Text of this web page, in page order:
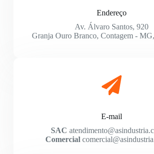
Endereço
Av. Álvaro Santos, 920
Granja Ouro Branco, Contagem -
E-mail
SAC
Comercial